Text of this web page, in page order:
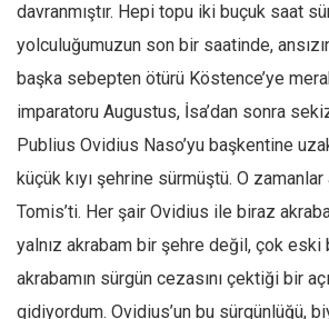
davranmıştır. Hepi topu iki buçuk saat
yolculuğumuzun son bir saatinde,
başka sebepten ötürü Köstence’ye
imparatoru Augustus, İsa’dan sonra
Publius Ovidius Naso’yu başkentine
küçük kıyı şehrine sürmüştü. O
Tomis’ti. Her şair Ovidius ile biraz
yalnız akrabam bir şehre değil, çok eski
akrabamın sürgün cezasını çektiği bir
gidiyordum. Ovidius’un bu sürgünlüğü,